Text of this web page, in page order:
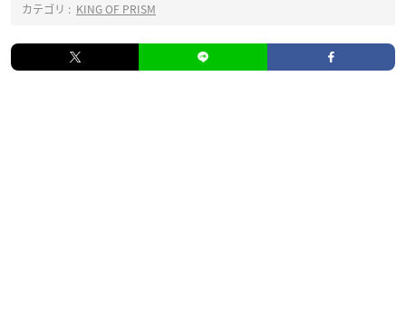
カテゴリ : KING OF PRISM